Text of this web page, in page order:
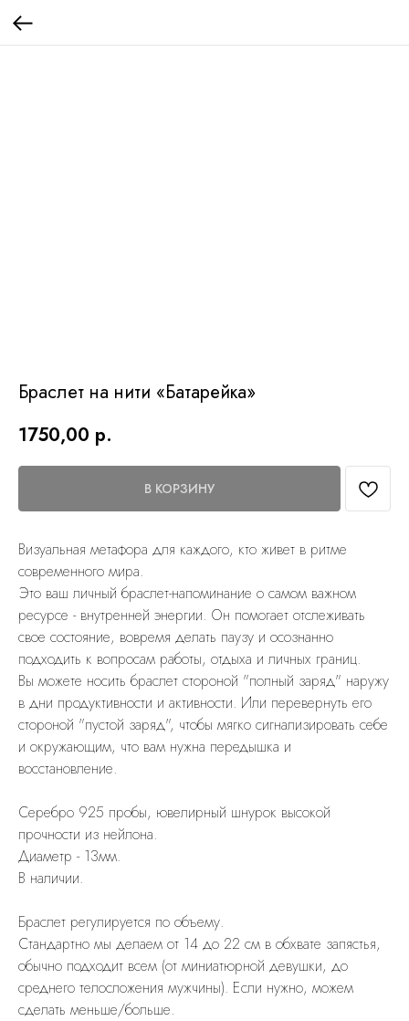
Браслет на нити «Батарейка»
1750,00 р.
В КОРЗИНУ
Визуальная метафора для каждого, кто живет в ритме
современного мира.
Это ваш личный браслет-напоминание о самом важном
ресурсе - внутренней энергии. Он помогает отслеживать
свое состояние, вовремя делать паузу и осознанно
подходить к вопросам работы, отдыха и личных границ.
Вы можете носить браслет стороной "полный заряд" наружу
в дни продуктивности и активности. Или перевернуть его
стороной "пустой заряд", чтобы мягко сигнализировать себе
и окружающим, что вам нужна передышка и
восстановление.
Cеребро 925 пробы, ювелирный шнурок высокой
прочности из нейлона.
Диаметр - 13мм.
В наличии.
Браслет регулируется по объему.
Стандартно мы делаем от 14 до 22 см в обхвате запястья,
обычно подходит всем (от миниатюрной девушки, до
среднего телосложения мужчины). Если нужно, можем
сделать меньше/больше.